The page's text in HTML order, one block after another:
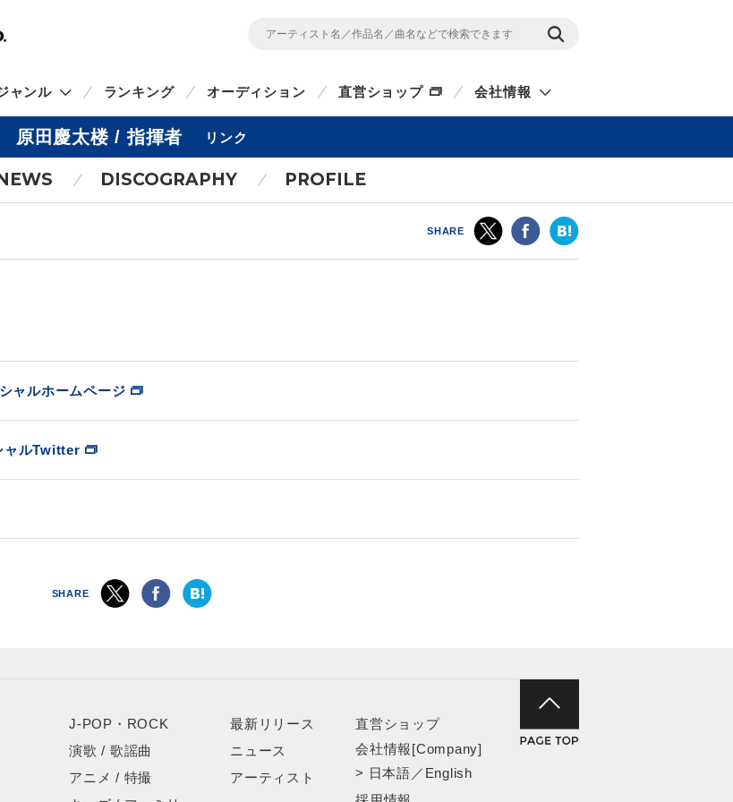
ャンル ランキング オーディション 直営ショップ 会社情報
原田慶太楼 / 指揮者 リンク
DISCOGRAPHY PROFILE
SHARE
ャルホームページ
ャルTwitter
SHARE
J-POP・ROCK
演歌 / 歌謡曲
アニメ / 特撮
最新リリース
ニュース
アーティスト
直営ショップ
会社情報[Company]
> 日本語 ／ English